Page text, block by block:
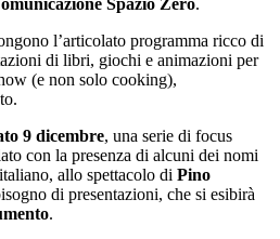
l’articolato programma ricco di
di libri, giochi e animazioni per
(e non solo cooking),
9 dicembre, una serie di focus
con la presenza di alcuni dei nomi
allo spettacolo di Pino
di presentazioni, che si esibirà
.